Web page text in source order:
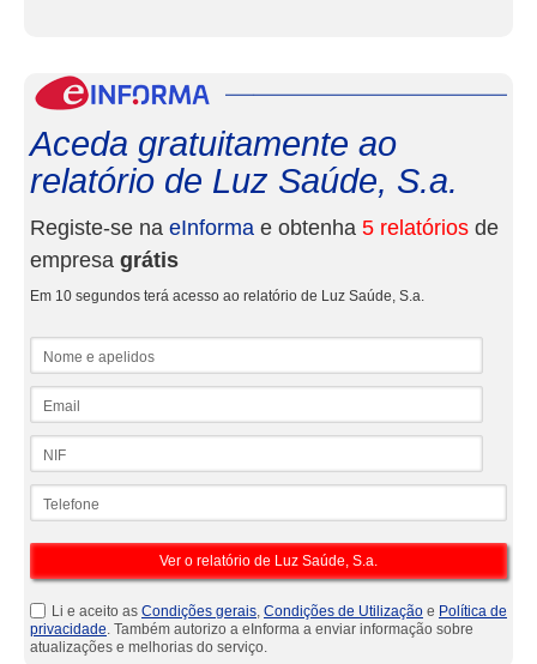
Aceda gratuitamente ao
relatório de Luz Saúde, S.a.
Registe-se na eInforma e obtenha 5 relatórios de
empresa grátis
Em 10 segundos terá acesso ao relatório de Luz Saúde, S.a.
Li e aceito as Condições gerais, Condições de Utilização e Política de
privacidade. Também autorizo a eInforma a enviar informação sobre
atualizações e melhorias do serviço.